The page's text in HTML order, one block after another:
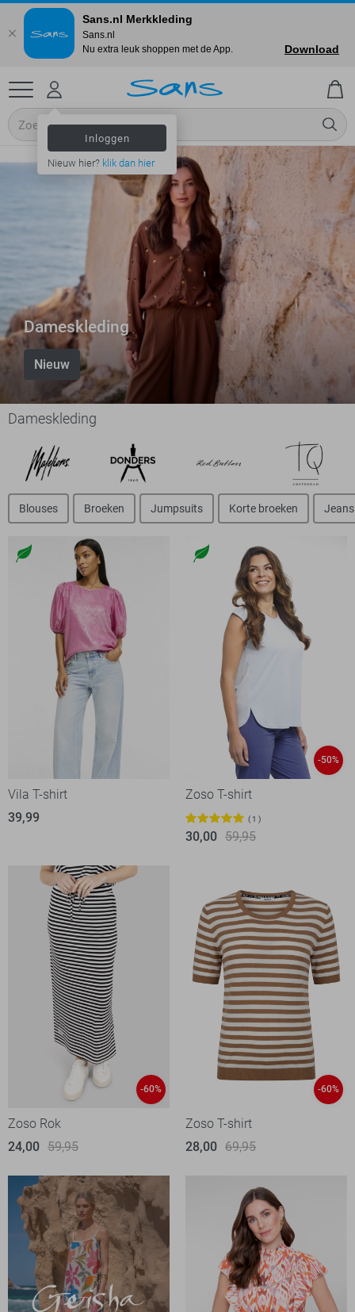
Inloggen
Nieuw hier? klik dan hier
Dameskleding
Nieuw
Dameskleding
Blouses Broeken Jumpsuits Korte broeken Jeans
Vila T-shirt
39,99
-50%
Zoso T-shirt
1
30,00 59,95
-60%
Zoso Rok
24,00 59,95
-60%
Zoso T-shirt
28,00 69,95
Sans.nl Merkkleding
Sans.nl
Nu extra leuk shoppen met de App.
Download